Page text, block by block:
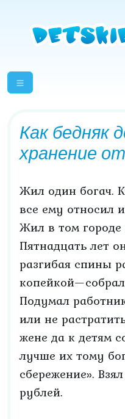
Как бедняк
хранение
Жил один богач.
все ему относил
Жил в том городе
Пятнадцать лет
разгибая спины
Подумал
или не
жене да к детям
лучше их тому
сбережение».
рублей.